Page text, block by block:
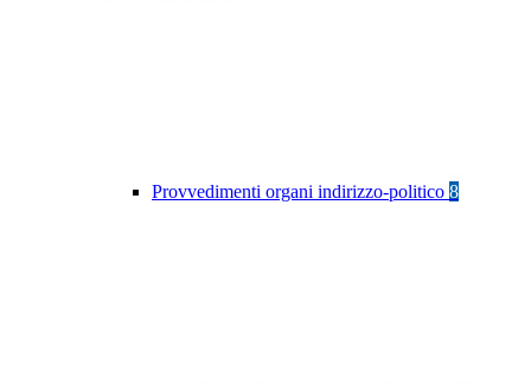
Provvedimenti organi indirizzo-politico 8